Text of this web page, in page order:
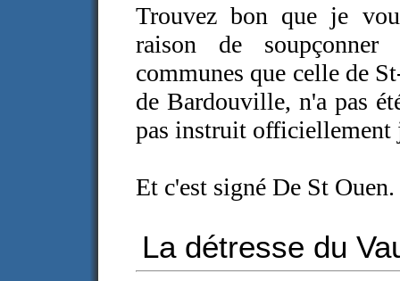
Trouvez bon que je
raison de
communes que celle de
de Bardouville, n'a pas
pas instruit officiellement
Et c'est signé De St Ouen.
La détresse du